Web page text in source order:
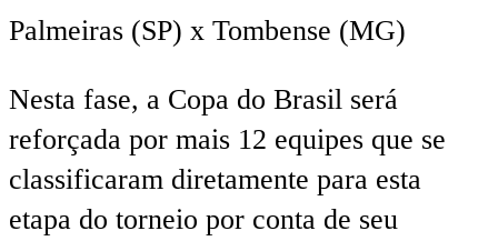
Palmeiras (SP) x Tombense (MG)
Nesta fase, a Copa do Brasil será
reforçada por mais 12 equipes que se
classificaram diretamente para esta
etapa do torneio por conta de seu